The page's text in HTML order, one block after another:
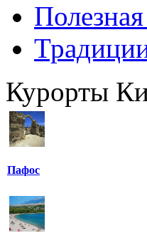
Курорты
Пафос